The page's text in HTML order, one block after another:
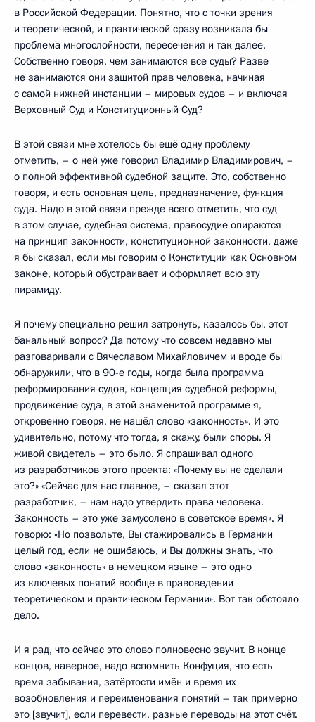
в Российской Федерации. Понятно, что с точки зрения
и теоретической, и практической сразу возникала бы
проблема многослойности, пересечения и так далее.
Собственно говоря, чем занимаются все суды? Разве
не занимаются они защитой прав человека, начиная
с самой нижней инстанции – мировых судов – и включая
Верховный Суд и Конституционный Суд?
В этой связи мне хотелось бы ещё одну проблему
отметить, – о ней уже говорил Владимир Владимирович, –
о полной эффективной судебной защите. Это, собственно
говоря, и есть основная цель, предназначение, функция
суда. Надо в этой связи прежде всего отметить, что суд
в этом случае, судебная система, правосудие опираются
на принцип законности, конституционной законности, даже
я бы сказал, если мы говорим о Конституции как Основном
законе, который обустраивает и оформляет всю эту
пирамиду.
Я почему специально решил затронуть, казалось бы, этот
банальный вопрос? Да потому что совсем недавно мы
разговаривали с Вячеславом Михайловичем и вроде бы
обнаружили, что в 90-е годы, когда была программа
реформирования судов, концепция судебной реформы,
продвижение суда, в этой знаменитой программе я,
откровенно говоря, не нашёл слово «законность». И это
удивительно, потому что тогда, я скажу, были споры. Я
живой свидетель – это было. Я спрашивал одного
из разработчиков этого проекта: «Почему вы не сделали
это?» «Сейчас для нас главное, – сказал этот
разработчик, – нам надо утвердить права человека.
Законность – это уже замусолено в советское время». Я
говорю: «Но позвольте, Вы стажировались в Германии
целый год, если не ошибаюсь, и Вы должны знать, что
слово «законность» в немецком языке – это одно
из ключевых понятий вообще в правоведении
теоретическом и практическом Германии». Вот так обстояло
дело.
И я рад, что сейчас это слово полновесно звучит. В конце
концов, наверное, надо вспомнить Конфуция, что есть
время забывания, затёртости имён и время их
возобновления и переименования понятий – так примерно
это [звучит], если перевести, разные переводы на этот счёт.